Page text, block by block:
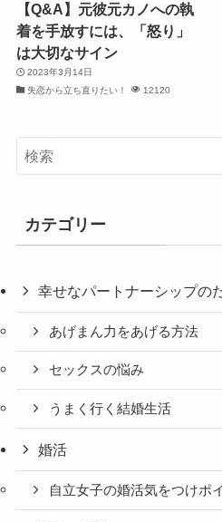
【Q&A】元彼元カノへの執
着を手放すには、「怒り」
は大切なサイン
2023年3月14日
失恋から立ち直りたい！
12120
カテゴリー
幸せなパートナーシップの
あげまん力をあげる方法
セックスの悩み
うまく行く結婚生活
婚活
自立女子の婚活気をつけポ